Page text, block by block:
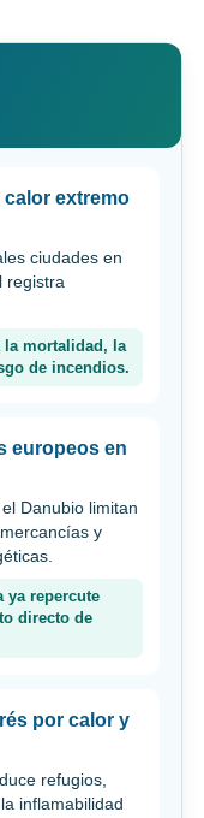
extremo
ciudades en
registra
la mortalidad, la
de incendios.
europeos en
Danubio limitan
y
ya repercute
directo de
por calor y
refugios,
inflamabilidad